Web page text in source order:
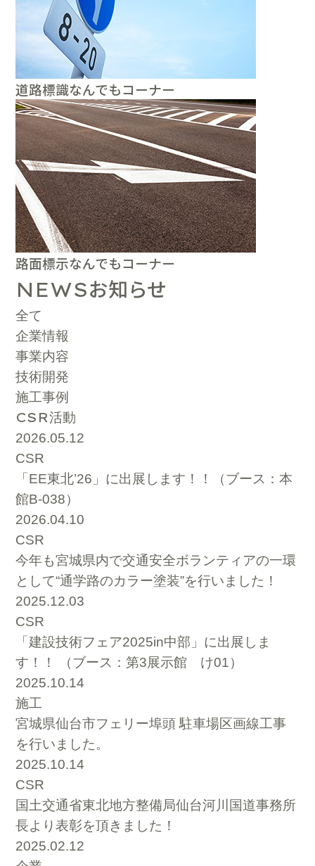
道路標識なんでもコーナー
路面標示なんでもコーナー
NEWSお知らせ
全て
企業情報
事業内容
技術開発
施工事例
CSR活動
2026.05.12
CSR
「EE東北’26」に出展します！！（ブース：本
館B-038）
2026.04.10
CSR
今年も宮城県内で交通安全ボランティアの一環
として“通学路のカラー塗装”を行いました！
2025.12.03
CSR
「建設技術フェア2025in中部」に出展しま
す！！ （ブース：第3展示館 け01）
2025.10.14
施工
宮城県仙台市フェリー埠頭 駐車場区画線工事
を行いました。
2025.10.14
CSR
国土交通省東北地方整備局仙台河川国道事務所
長より表彰を頂きました！
2025.02.12